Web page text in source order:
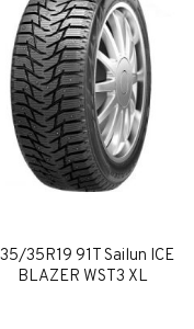
35R19 91T Sailun ICE
BLAZER WST3 XL